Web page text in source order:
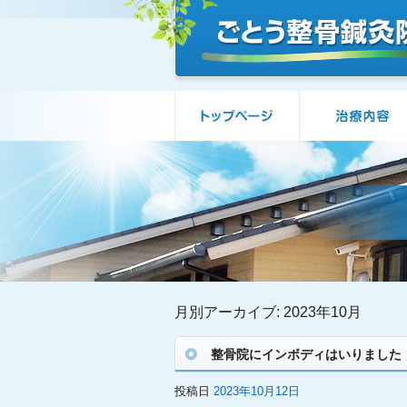
月別アーカイブ: 2023年10月
整骨院にインボディはいりました
投稿日 2023年10月12日